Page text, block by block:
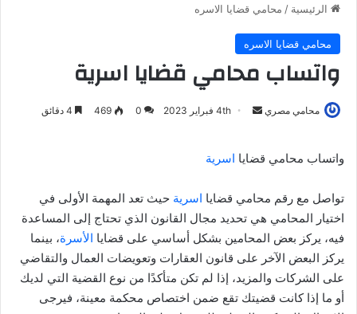
الرئيسية / محامي قضايا الاسره
محامي قضايا الاسره
واتساب محامي قضايا اسرية
محامي مصري
أرسل 4th فبراير 2023 0
469
واتساب محامي قضايا اسرية
تواصل مع رقم محامي قضايا اسرية حيث تعد المهمة الأولى في
اختيار المحامي هي تحديد مجال القانون الذي تحتاج إلى المساعدة
فيه، يركز بعض المحامين بشكل أساسي على قضايا الأسرة، بينما
يركز البعض الآخر على قانون العقارات وتعويضات العمال والتقاضي
على الشركات والمزيد، إذا لم تكن متأكدًا من نوع القضية التي لديك
أو ما إذا كانت قضيتك تقع ضمن اختصاص محكمة معينة، فيرجى